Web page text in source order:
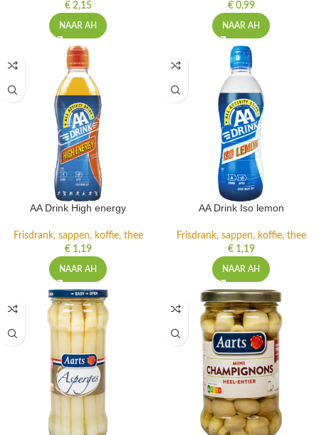
€2,15
NAAR AH
€0,99
NAAR AH
AA Drink High energy
Frisdrank, sappen, koffie, thee
€1,19
NAAR AH
AA Drink Iso lemon
Frisdrank, sappen, koffie, thee
€1,19
NAAR AH